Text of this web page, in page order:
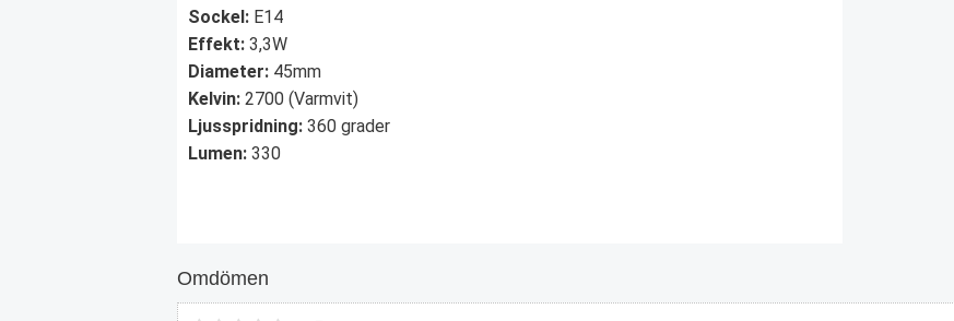
Sockel: E14
Effekt: 3,3W
Diameter: 45mm
Kelvin: 2700 (Varmvit)
Ljusspridning: 360 grader
Lumen: 330
Omdömen